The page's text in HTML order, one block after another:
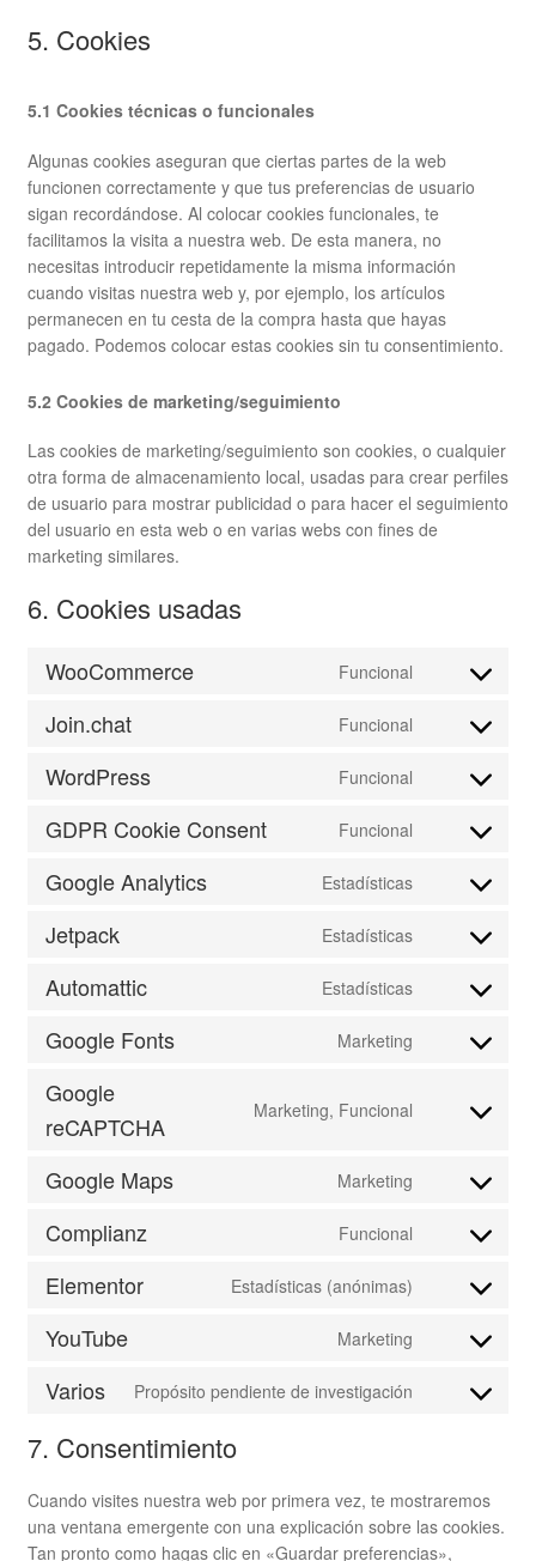
5. Cookies
5.1 Cookies técnicas o funcionales
Algunas cookies aseguran que ciertas partes de la web
funcionen correctamente y que tus preferencias de usuario
sigan recordándose. Al colocar cookies funcionales, te
facilitamos la visita a nuestra web. De esta manera, no
necesitas introducir repetidamente la misma información
cuando visitas nuestra web y, por ejemplo, los artículos
permanecen en tu cesta de la compra hasta que hayas
pagado. Podemos colocar estas cookies sin tu consentimiento.
5.2 Cookies de marketing/seguimiento
Las cookies de marketing/seguimiento son cookies, o cualquier
otra forma de almacenamiento local, usadas para crear perfiles
de usuario para mostrar publicidad o para hacer el seguimiento
del usuario en esta web o en varias webs con fines de
marketing similares.
6. Cookies usadas
WooCommerce Funcional
Consent
service
Join.chat Funcional
Consent
service
WordPress Funcional
Consent
service
GDPR Cookie Consent Funcional
Consent
service
cookie-
Google Analytics Estadísticas
Consent
service
analytics
Jetpack Estadísticas
Consent
service
Automattic Estadísticas
Consent
service
Google Fonts Marketing
Consent
service
Google
reCAPTCHA
Marketing, Funcional
Consent
service
recaptcha
Google Maps Marketing
Consent
service
Complianz Funcional
Consent
service
Elementor Estadísticas (anónimas)
Consent
service
YouTube Marketing
Consent
service
Varios Propósito pendiente de investigación
Consent
7. Consentimiento
Cuando visites nuestra web por primera vez, te mostraremos
una ventana emergente con una explicación sobre las cookies.
Tan pronto como hagas clic en «Guardar preferencias»,